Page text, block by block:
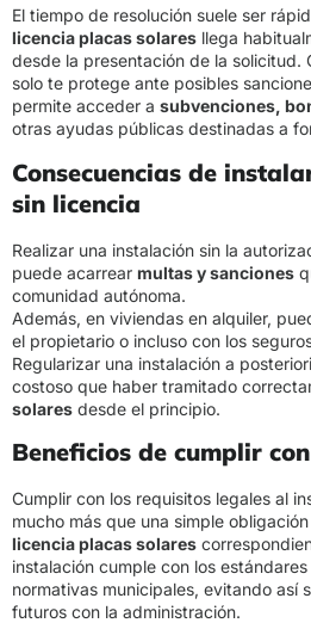
El tiempo de resolución suele ser
licencia placas solares llega
desde la presentación de la solicitud.
solo te protege ante posibles
permite acceder a subvenciones,
otras ayudas públicas destinadas a
Consecuencias de
sin licencia
Realizar una instalación sin la
puede acarrear multas y sanciones
comunidad autónoma.
Además, en viviendas en alquiler,
el propietario o incluso con los
Regularizar una instalación a
costoso que haber tramitado
solares desde el principio.
Beneficios de cumplir
Cumplir con los requisitos legales al
mucho más que una simple
licencia placas solares
instalación cumple con los
normativas municipales, evitando así
futuros con la administración.